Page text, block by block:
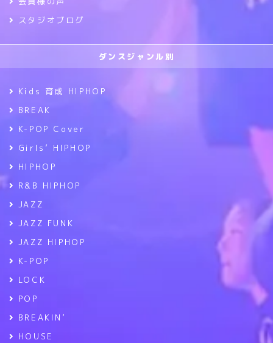
スタジオブログ
ダンスジャンル別
Kids 育成 HIPHOP
BREAK
K-POP Cover
Girls’ HIPHOP
HIPHOP
R&B HIPHOP
JAZZ
JAZZ FUNK
JAZZ HIPHOP
K-POP
LOCK
POP
BREAKIN’
HOUSE